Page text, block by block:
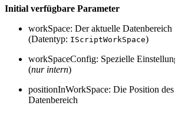
Initial verfügbare Parameter
workSpace: Der aktuelle Datenbereich
(Datentyp: IScriptWorkSpace)
workSpaceConfig: Spezielle
(nur intern)
positionInWorkSpace: Die Position des
Datenbereich